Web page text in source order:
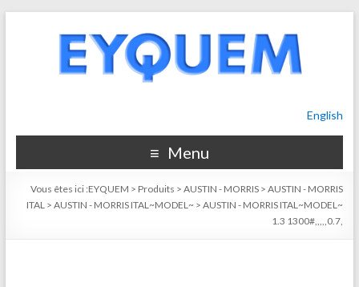
English
Menu
Vous êtes ici :EYQUEM > Produits >AUSTIN - MORRIS >AUSTIN - MORRIS
ITAL >AUSTIN - MORRIS ITAL~MODEL~ >AUSTIN - MORRIS ITAL~MODEL~
1.3 1300#,,,,,0.7,